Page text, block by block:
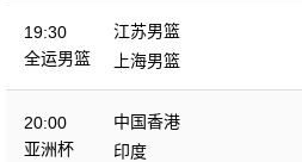
19:30
全运男篮
江苏男篮
上海男篮
20:00
亚洲杯
中国香港
印度